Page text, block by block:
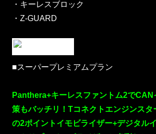
・キーレスブロック
・Z-GUARD
■スーパープレミアムプラン
Panthera+キーレスファントム2でCAN
策もバッチリ！Tコネクトエンジンスタ
の2ポイントイモビライザー+デジタル